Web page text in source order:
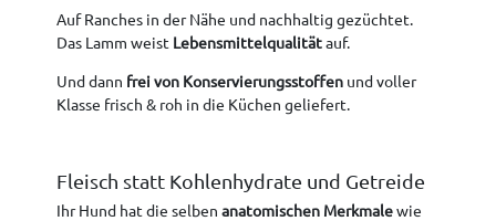
Auf Ranches in der Nähe und nachhaltig gezüchtet.
Das Lamm weist Lebensmittelqualitätauf.
Und dann frei von Konservierungsstoffen und voller
Klasse frisch & roh in die Küchen geliefert.
Fleisch statt Kohlenhydrate und Getreide
Ihr Hund hat die selben anatomischen Merkmalewie